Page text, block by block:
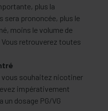
plus la
sera prononcée, plus le
moins le volume de
retrouverez toutes
vous souhaitez nicotiner
impérativement
un dosage PG/VG